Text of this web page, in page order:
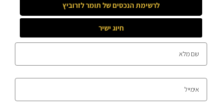
לרשימת הנכסים שלתומר לזרוביץ
חיוג ישיר